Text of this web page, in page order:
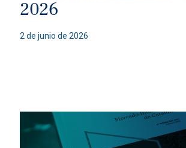
2026
2 de junio de 2026